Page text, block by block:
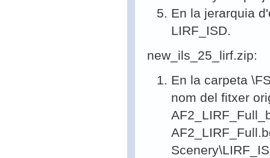
En la jerarquia
LIRF_ISD.
new_ils_25_lirf.zip:
En la carpeta
nom del fitxer